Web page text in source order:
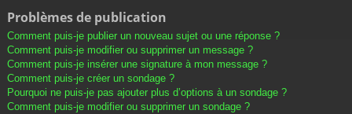
Problèmes de publication
Comment puis-je publier un nouveau sujet ou une réponse ?
Comment puis-je modifier ou supprimer un message ?
Comment puis-je insérer une signature à mon message ?
Comment puis-je créer un sondage ?
Pourquoi ne puis-je pas ajouter plus d’options à un sondage ?
Comment puis-je modifier ou supprimer un sondage ?